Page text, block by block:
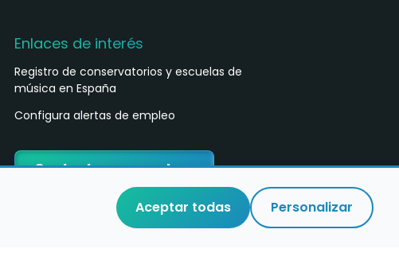
Enlaces de interés
Registro de conservatorios y escuelas de
música en España
Configura alertas de empleo
Contacta con nosotros
Aceptar todas Personalizar